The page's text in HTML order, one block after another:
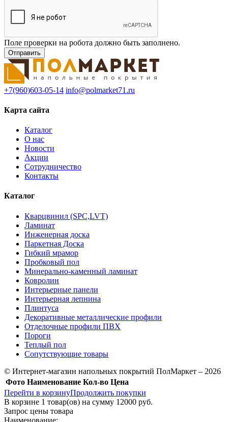
Поле проверки на робота должно быть заполнено.
+7(960)603-05-14 info@polmarket71.ru
Карта сайта
Каталог
О нас
Новости
Акции
Сотрудничество
Контакты
Каталог
Кварцвинил (SPC,LVT)
Ламинат
Инженерная доска
Паркетная Доска
Гибкий мрамор
Пробковый пол
Минерально-каменный ламинат
Ковролин
Интерьерные панели
Интерьерная лепнина
Плинтуса
Декоративные металлические профили
Отделочные профили ПВХ
Пороги
Теплый пол
Сопутствующие товары
© Интернет-магазин напольных покрытий ПолМаркет – 2026
Фото Наименование Кол-во Цена
Перейти в корзинуПродолжить покупки
В корзине 1 товар(ов) на сумму 12000 руб.
Запрос цены товара
Наименование: